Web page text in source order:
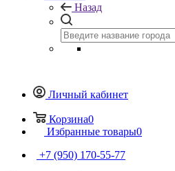
Назад
Личный кабинет
Корзина0
Избранные товары0
+7 (950) 170-55-77